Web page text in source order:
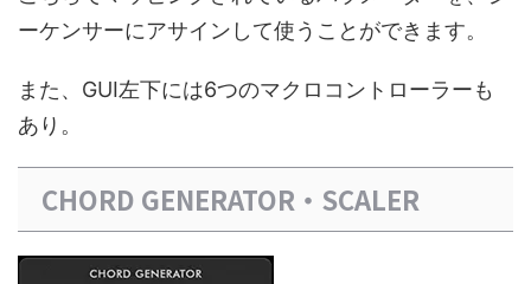
ーケンサーにアサインして使うことができます。
また、GUI左下には6つのマクロコントローラーも
あり。
CHORD GENERATOR・SCALER